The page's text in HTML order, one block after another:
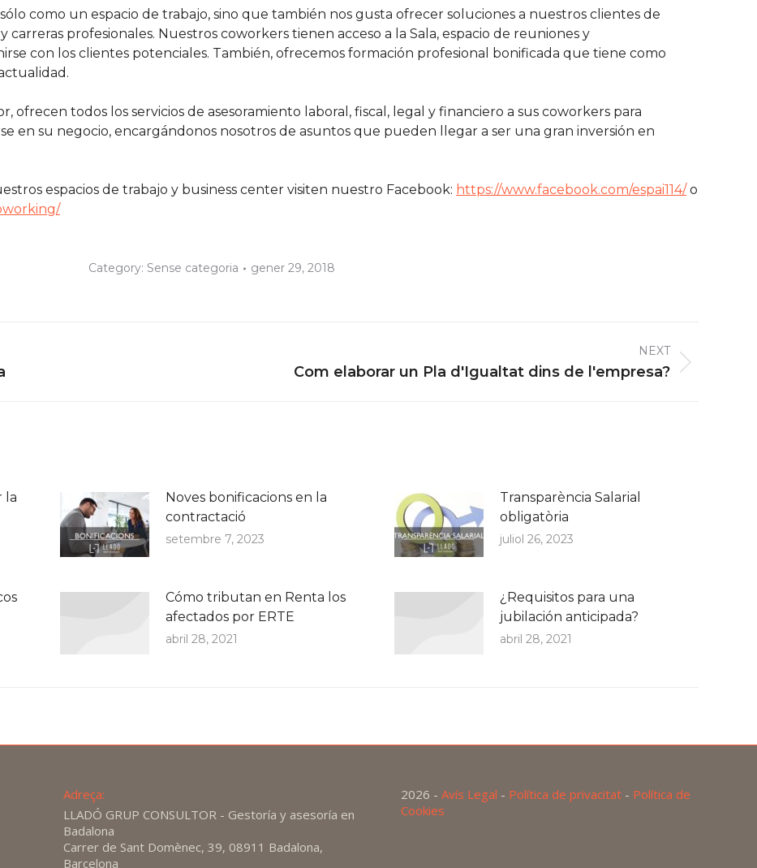
como un espacio de trabajo, sino que también nos gusta ofrecer soluciones a nuestros clientes de
carreras profesionales. Nuestros coworkers tienen acceso a la Sala, espacio de reuniones y
con los clientes potenciales. También, ofrecemos formación profesional bonificada que tiene como
ofrecen todos los servicios de asesoramiento laboral, fiscal, legal y financiero a sus coworkers para
en su negocio, encargándonos nosotros de asuntos que pueden llegar a ser una gran inversión en
espacios de trabajo y business center visiten nuestro Facebook: https://www.facebook.com/espai114/o
Category: Sense categoria gener 29, 2018
NEXT
Com elaborar un Pla d'Igualtat dins de l'empresa?
la
Noves bonificacions en la
contractació
setembre 7, 2023
Transparència Salarial
obligatòria
juliol 26, 2023
Cómo tributan en Renta los
afectados por ERTE
abril 28, 2021
¿Requisitos para una
jubilación anticipada?
abril 28, 2021
Adreça:
LLADÓ GRUP CONSULTOR - Gestoría y asesoría en
Badalona
Carrer de Sant Domènec, 39, 08911 Badalona,
Barcelona
2026 -Avís Legal - Política de privacitat - Política de
Cookies